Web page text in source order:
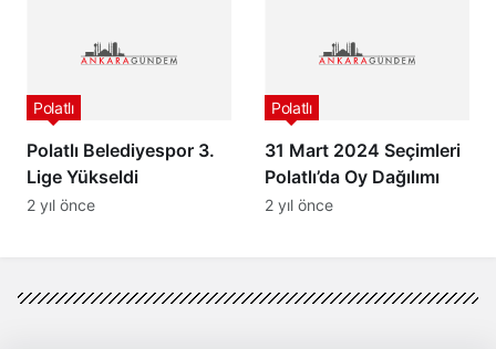
Polatlı Belediyespor 3.
Lige Yükseldi
Polatlı
2 yıl önce
31 Mart 2024 Seçimleri
Polatlı’da Oy Dağılımı
Polatlı
2 yıl önce